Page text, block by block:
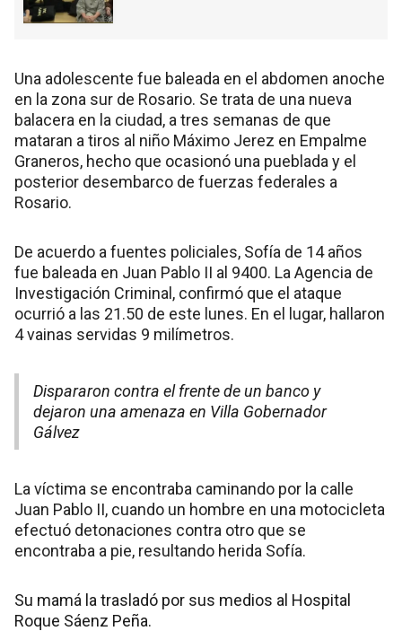
Una adolescente fue baleada en el abdomen anoche
en la zona sur de Rosario. Se trata de una nueva
balacera en la ciudad, a tres semanas de que
mataran a tiros al niño Máximo Jerez en Empalme
Graneros, hecho que ocasionó una pueblada y el
posterior desembarco de fuerzas federales a
Rosario.
De acuerdo a fuentes policiales, Sofía de 14 años
fue baleada en Juan Pablo II al 9400. La Agencia de
Investigación Criminal, confirmó que el ataque
ocurrió a las 21.50 de este lunes. En el lugar, hallaron
4 vainas servidas 9 milímetros.
Dispararon contra el frente de un banco y
dejaron una amenaza en Villa Gobernador
Gálvez
La víctima se encontraba caminando por la calle
Juan Pablo II, cuando un hombre en una motocicleta
efectuó detonaciones contra otro que se
encontraba a pie, resultando herida Sofía.
Su mamá la trasladó por sus medios al Hospital
Roque Sáenz Peña.